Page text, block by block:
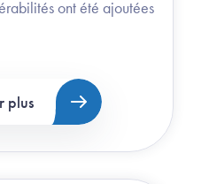
ont été ajoutées
plus